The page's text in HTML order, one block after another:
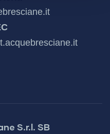
S.r.l. SB